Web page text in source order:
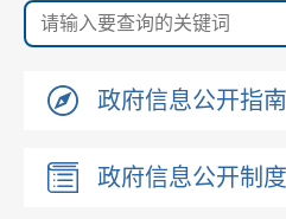
政府信息公开指南
政府信息公开制度